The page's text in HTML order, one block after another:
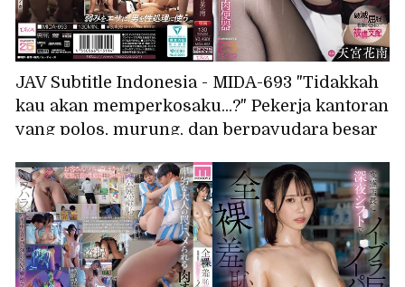
JAV Subtitle Indonesia - MIDA-693 "Tidakkah
kau akan memperkosaku...?" Pekerja kantoran
yang polos, murung, dan berpayudara besar
untuk memancingku agar diperkosa; dia
adalah wadah sperma masokis. - Amamiya
Kana